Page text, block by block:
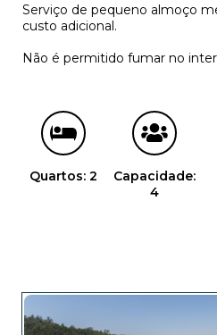
Serviço de pequeno almoço
custo adicional.
Não é permitido fumar no
Quartos: 2
Capacidade:
4